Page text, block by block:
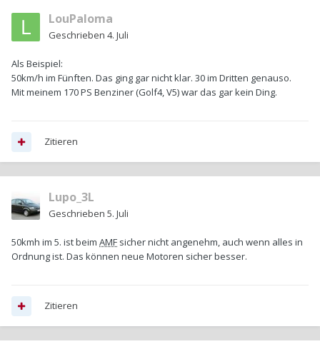
LouPaloma
Geschrieben 4. Juli
Als Beispiel:
50km/h im Fünften. Das ging gar nicht klar. 30 im Dritten genauso.
Mit meinem 170 PS Benziner (Golf4, V5) war das gar kein Ding.
Zitieren
Lupo_3L
Geschrieben 5. Juli
50kmh im 5. ist beim AMF sicher nicht angenehm, auch wenn alles in
Ordnung ist. Das können neue Motoren sicher besser.
Zitieren